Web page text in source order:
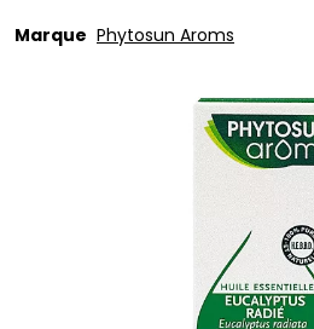
Marque Phytosun Aroms